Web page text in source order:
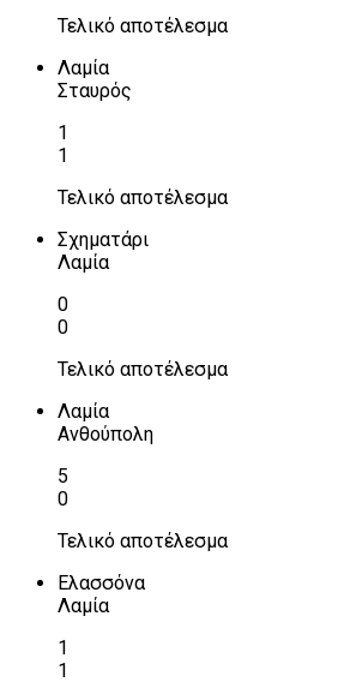
Τελικό αποτέλεσμα
Λαμία
Σταυρός
1
1
Τελικό αποτέλεσμα
Σχηματάρι
Λαμία
0
0
Τελικό αποτέλεσμα
Λαμία
Ανθούπολη
5
0
Τελικό αποτέλεσμα
Ελασσόνα
Λαμία
1
1